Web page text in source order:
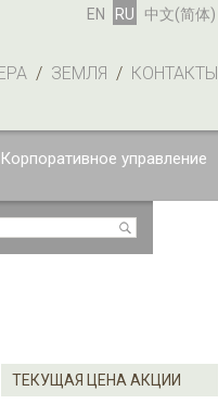
/ ЗЕМЛЯ / КОНТАКТЫ
EN RU 中文(简体)
Корпоративное управление
ТЕКУЩАЯ ЦЕНА АКЦИИ